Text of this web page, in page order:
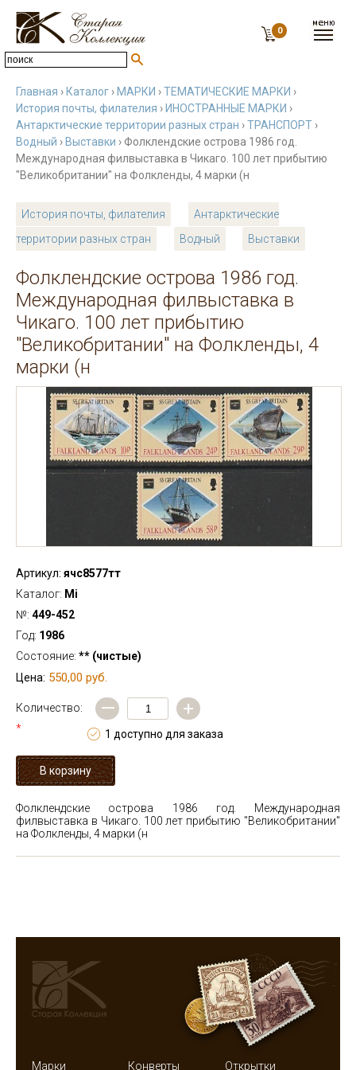
0
Главная › Каталог › МАРКИ ›ТЕМАТИЧЕСКИЕ МАРКИ ›
История почты, филателия › ИНОСТРАННЫЕ МАРКИ ›
Антарктические территории разных стран ›ТРАНСПОРТ ›
Водный › Выставки › Фолклендские острова 1986 год.
Международная филвыставка в Чикаго. 100 лет прибытию
"Великобритании" на Фолкленды, 4 марки (н
История почты, филателия
Антарктические
территории разных стран
Водный Выставки
Фолклендские острова 1986 год.
Международная филвыставка в
Чикаго. 100 лет прибытию
"Великобритании" на Фолкленды, 4
марки (н
Артикул: ячс8577тт
Каталог: Mi
№: 449-452
Год: 1986
Состояние: ** (чистые)
Цена: 550,00 руб.
Количество:
*
— +
1 доступно для заказа
Фолклендские острова 1986 год. Международная
филвыставка в Чикаго. 100 лет прибытию "Великобритании"
на Фолкленды, 4 марки (н
Марки Конверты Открытки